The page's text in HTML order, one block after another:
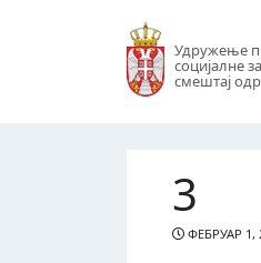
Удружење
социјалне
смештај
3
ФЕБРУАР 1,